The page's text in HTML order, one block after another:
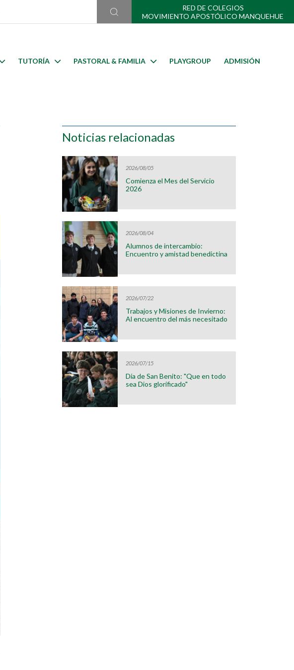
RED DE COLEGIOS
MOVIMIENTO APOSTÓLICO MANQUEHUE
TUTORÍA PASTORAL & FAMILIA PLAYGROUP ADMISIÓN
Noticias relacionadas
2026/08/05
Comienza el Mes del Servicio
2026
2026/08/04
Alumnos de intercambio:
Encuentro y amistad benedictina
2026/07/22
Trabajos y Misiones de Invierno:
Al encuentro del más necesitado
2026/07/15
Día de San Benito: "Que en todo
sea Dios glorificado"